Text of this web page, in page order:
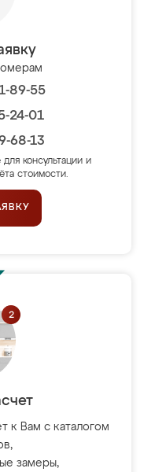
89-55
24-01
68-13
для консультации и
стоимости.
к Вам с каталогом
замеры,